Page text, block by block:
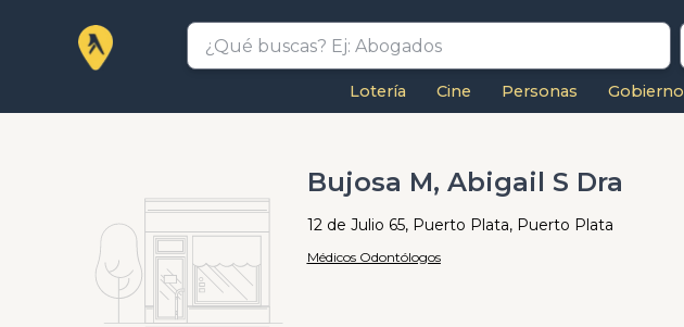
Lotería Cine Personas Gobierno
Bujosa M, Abigail S Dra
12 de Julio 65, Puerto Plata, Puerto Plata
Médicos Odontólogos